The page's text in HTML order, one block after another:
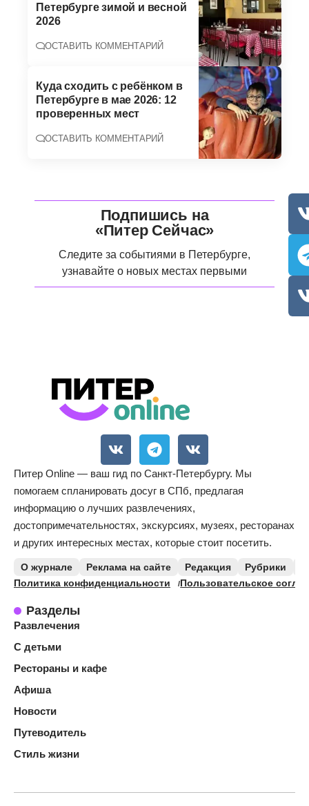
Петербурге зимой и весной
2026
ОСТАВИТЬ КОММЕНТАРИЙ
Куда сходить с ребёнком в
Петербурге в мае 2026: 12
проверенных мест
ОСТАВИТЬ КОММЕНТАРИЙ
Подпишись на
«Питер Сейчас»
Следите за событиями в Петербурге,
узнавайте о новых местах первыми
Питер Online — ваш гид по Санкт-Петербургу. Мы
помогаем спланировать досуг в СПб, предлагая
информацию о лучших развлечениях,
достопримечательностях, экскурсиях, музеях, ресторанах
и других интересных местах, которые стоит посетить.
О журнале Реклама на сайте Редакция Рубрики
Политика конфиденциальности
Пользовательское
Разделы
Развлечения
С детьми
Рестораны и кафе
Афиша
Новости
Путеводитель
Стиль жизни